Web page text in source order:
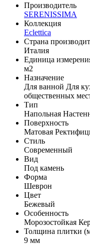
Производитель
SERENISSIMA
Коллекция
Eclettica
Страна
Италия
Единица
м2
Назначение
Для ванной Для
общественных
Тип
Напольная
Поверхность
Матовая
Стиль
Современный
Вид
Под камень
Форма
Шеврон
Цвет
Бежевый
Особенность
Морозостойкая
Толщина плитки
9 мм